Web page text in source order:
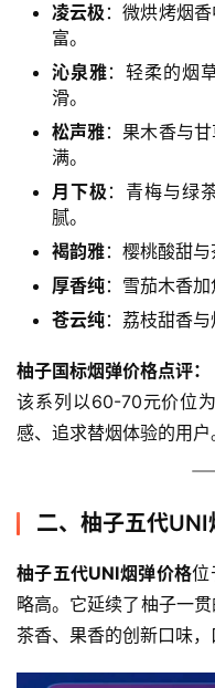
凌云极 ：微烘烤烟
富。
沁泉雅：轻柔的烟
滑。
松声雅：果木香与
满。
月下极 ：青梅与绿
腻。
褐韵雅：樱桃酸甜与
厚香纯：雪茄木香加
苍云纯：荔枝甜香与
柚子国标烟弹价格点评：
该系列以60-70元价位
感、追求替烟体验的用户
二、柚子五代
柚子五代UNI烟弹价格位
略高。它延续了柚子一
茶香、果香的创新口味，